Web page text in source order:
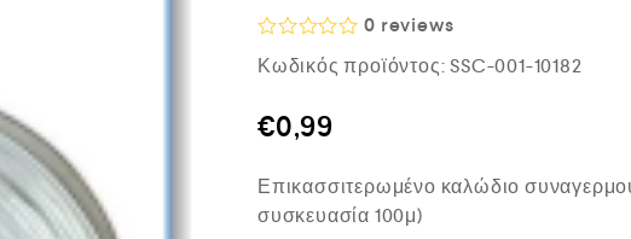
Β
α
μ
ο
γ
ή
θ
0 reviews
Κωδικός προϊόντος: SSC-001-10182
€0,99
Επικασσιτερωμένο καλώδιο συναγερμού
συσκευασία 100μ)